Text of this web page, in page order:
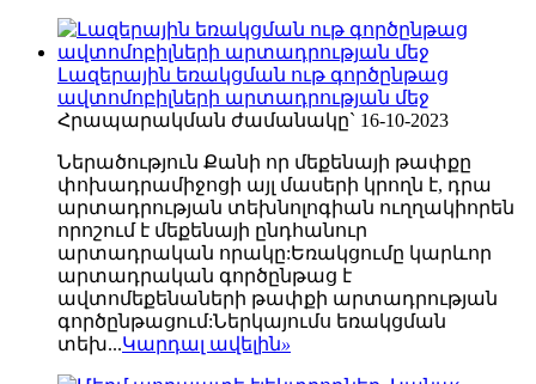
Լազերային եռակցման ութ գործընթաց
ավտոմոբիլների արտադրության մեջ
Հրապարակման ժամանակը` 16-10-2023
Ներածություն Քանի որ մեքենայի թափքը
փոխադրամիջոցի այլ մասերի կրողն է, դրա
արտադրության տեխնոլոգիան ուղղակիորեն
որոշում է մեքենայի ընդհանուր
արտադրական որակը:Եռակցումը կարևոր
արտադրական գործընթաց է
ավտոմեքենաների թափքի արտադրության
գործընթացում:Ներկայումս եռակցման
տեխ...Կարդալ ավելին»